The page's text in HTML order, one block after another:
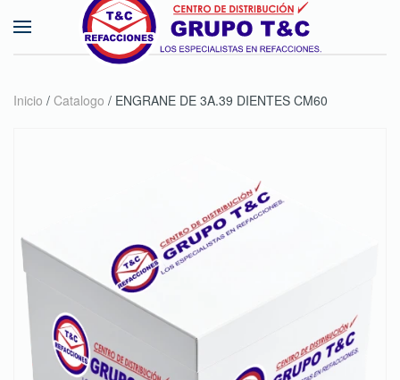
Skip to main content
Inicio / Catalogo / ENGRANE DE 3A.39 DIENTES CM60